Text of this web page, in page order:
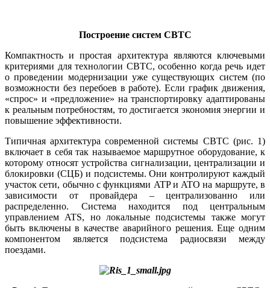
Построение систем CBTC
Компактность и простая архитектура являются ключевыми
критериями для технологии CBTC, особенно когда речь идет
о проведении модернизации уже существующих систем (по
возможности без перебоев в работе). Если график движения,
«спрос» и «предложение» на транспортировку адаптированы
к реальным потребностям, то достигается экономия энергии и
повышение эффективности.
Типичная архитектура современной системы CBTC (рис. 1)
включает в себя так называемое маршрутное оборудование, к
которому относят устройства сигнализации, централизации и
блокировки (СЦБ) и подсистемы. Они контролируют каждый
участок сети, обычно с функциями ATP и ATO на маршруте, в
зависимости от провайдера – централизованно или
распределенно. Система находится под центральным
управлением ATS, но локальные подсистемы также могут
быть включены в качестве аварийного решения. Еще одним
компонентом является подсистема радиосвязи между
поездами.